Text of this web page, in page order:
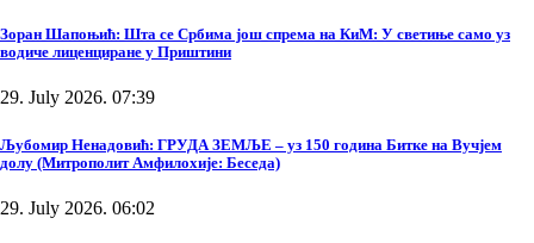
Зоран Шапоњић: Шта се Србима још спрема на КиМ: У светиње само уз
водиче лиценциране у Приштини
29. July 2026. 07:39
Љубомир Ненадовић: ГРУДА ЗЕМЉЕ – уз 150 година Битке на Вучјем
долу (Митрополит Амфилохије: Беседа)
29. July 2026. 06:02